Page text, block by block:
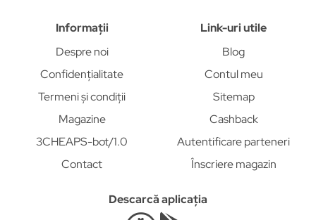
Informații
Despre noi
Confidențialitate
Termeni și condiții
Magazine
3CHEAPS-bot/1.0
Contact
Link-uri utile
Blog
Contul meu
Sitemap
Cashback
Autentificare parteneri
Înscriere magazin
Descarcă aplicația